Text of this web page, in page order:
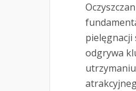
odgrywa